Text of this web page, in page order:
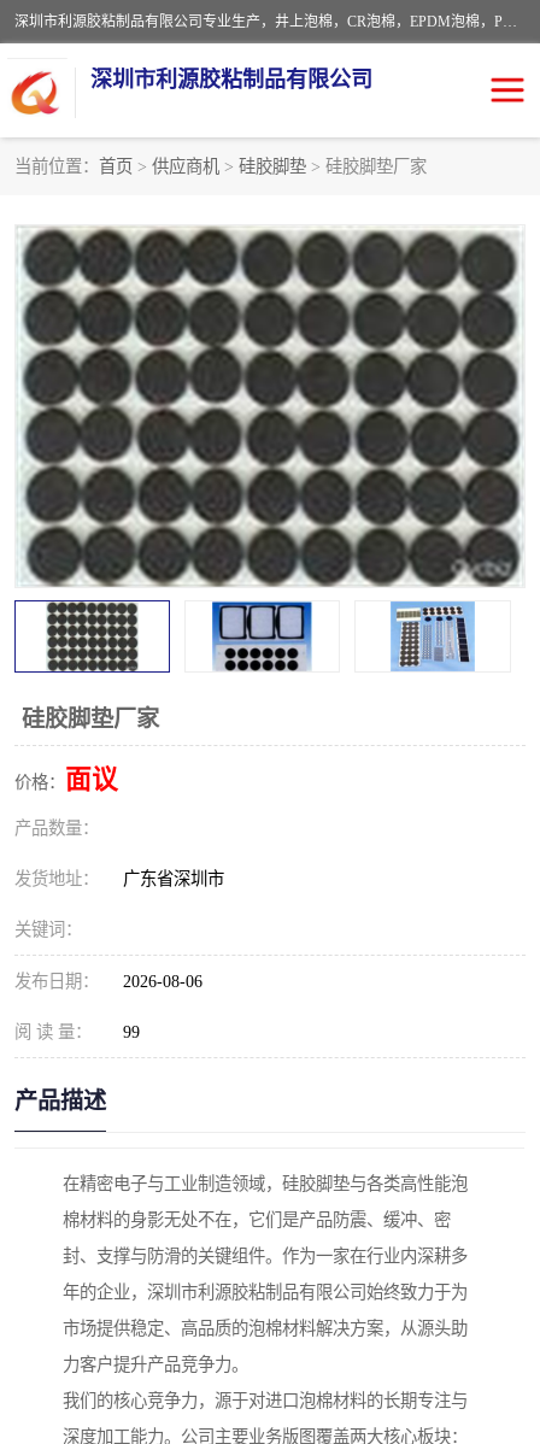
深圳市利源胶粘制品有限公司专业生产，井上泡棉，CR泡棉，EPDM泡棉，PORON泡棉厚度剖切，公差正负0.1mm，硅胶条，脚垫，异形一次成型，雕刻EVA海绵；包装材料:精密仪器、医疗器具、运输时缓冲、防震材料。建筑:住房装潢材料、房屋门窗密封；轻便、强韧性：轻便并且具有较强的韧性，良好的耐油性与耐溶剂性。隔热性：导热性低具有优越的保温性，具有的回弹性。
深圳市利源胶粘制品有限公司
当前位置： 首页 > 供应商机 > 硅胶脚垫 > 硅胶脚垫厂家
硅胶脚垫厂家
价格： 面议
产品数量：
发货地址： 广东省深圳市
关键词：
发布日期： 2026-08-06
阅 读 量： 99
产品描述
在精密电子与工业制造领域，硅胶脚垫与各类高性能泡
棉材料的身影无处不在，它们是产品防震、缓冲、密
封、支撑与防滑的关键组件。作为一家在行业内深耕多
年的企业，深圳市利源胶粘制品有限公司始终致力于为
市场提供稳定、高品质的泡棉材料解决方案，从源头助
力客户提升产品竞争力。
我们的核心竞争力，源于对进口泡棉材料的长期专注与
深度加工能力。公司主要业务版图覆盖两大核心板块：
PORON泡棉 防火海绵
EVA珍珠棉异形 硅胶脚垫
佛橡胶泡棉